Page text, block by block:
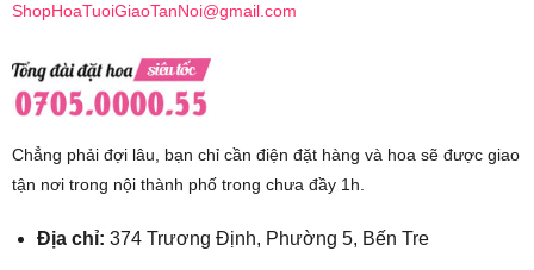
ShopHoaTuoiGiaoTanNoi@gmail.com
Chẳng phải đợi lâu, bạn chỉ cần điện đặt hàng và hoa sẽ được giao
tận nơi trong nội thành phố trong chưa đầy 1h.
Địa chỉ: 374 Trương Định, Phường 5, Bến Tre